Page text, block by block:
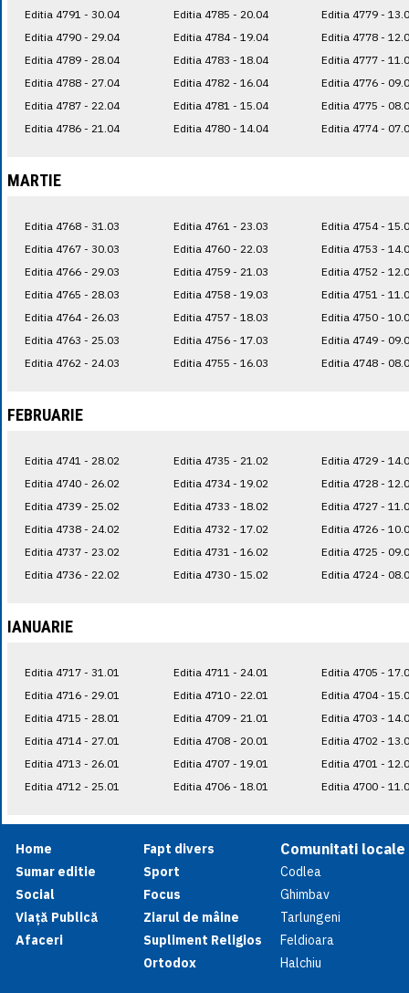
Editia 4791 - 30.04
Editia 4790 - 29.04
Editia 4789 - 28.04
Editia 4788 - 27.04
Editia 4787 - 22.04
Editia 4786 - 21.04
Editia 4785 - 20.04
Editia 4784 - 19.04
Editia 4783 - 18.04
Editia 4782 - 16.04
Editia 4781 - 15.04
Editia 4780 - 14.04
Editia 4779 -
Editia 4778 -
Editia 4777 -
Editia 4776 -
Editia 4775 -
Editia 4774 -
MARTIE
Editia 4768 - 31.03
Editia 4767 - 30.03
Editia 4766 - 29.03
Editia 4765 - 28.03
Editia 4764 - 26.03
Editia 4763 - 25.03
Editia 4762 - 24.03
Editia 4761 - 23.03
Editia 4760 - 22.03
Editia 4759 - 21.03
Editia 4758 - 19.03
Editia 4757 - 18.03
Editia 4756 - 17.03
Editia 4755 - 16.03
Editia 4754 -
Editia 4753 -
Editia 4752 -
Editia 4751 -
Editia 4750 -
Editia 4749 -
Editia 4748 -
FEBRUARIE
Editia 4741 - 28.02
Editia 4740 - 26.02
Editia 4739 - 25.02
Editia 4738 - 24.02
Editia 4737 - 23.02
Editia 4736 - 22.02
Editia 4735 - 21.02
Editia 4734 - 19.02
Editia 4733 - 18.02
Editia 4732 - 17.02
Editia 4731 - 16.02
Editia 4730 - 15.02
Editia 4729 -
Editia 4728 -
Editia 4727 -
Editia 4726 -
Editia 4725 -
Editia 4724 -
IANUARIE
Editia 4717 - 31.01
Editia 4716 - 29.01
Editia 4715 - 28.01
Editia 4714 - 27.01
Editia 4713 - 26.01
Editia 4712 - 25.01
Editia 4711 - 24.01
Editia 4710 - 22.01
Editia 4709 - 21.01
Editia 4708 - 20.01
Editia 4707 - 19.01
Editia 4706 - 18.01
Editia 4705 -
Editia 4704 -
Editia 4703 -
Editia 4702 -
Editia 4701 -
Editia 4700 -
Home
Sumar editie
Social
Viață Publică
Afaceri
Fapt divers
Sport
Focus
Ziarul de mâine
Supliment Religios
Ortodox
Comunitati locale
Codlea
Ghimbav
Tarlungeni
Feldioara
Halchiu